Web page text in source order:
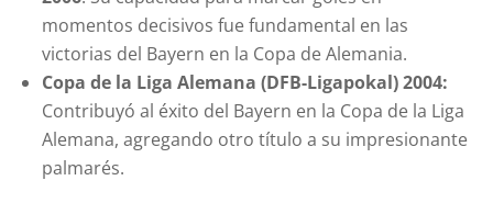
momentos decisivos fue fundamental en las
victorias del Bayern en la Copa de Alemania.
Copa de la Liga Alemana (DFB-Ligapokal) 2004:
Contribuyó al éxito del Bayern en la Copa de la Liga
Alemana, agregando otro título a su impresionante
palmarés.